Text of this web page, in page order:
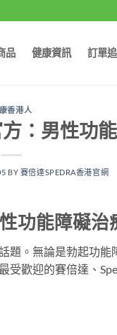
品 健康資訊 訂單
香港人
：男性功
BY 賽倍達SPEDRA香港官網
功能障礙治
題。無論是勃起功
歡迎的賽倍達、